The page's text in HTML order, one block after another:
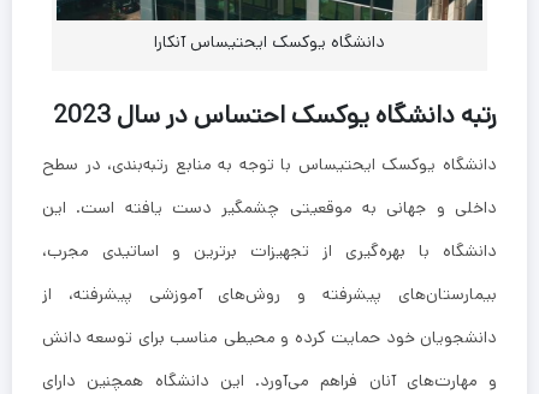
دانشگاه یوکسک ایحتیساس آنکارا
رتبه دانشگاه یوکسک احتساس در سال 2023
دانشگاه یوکسک ایحتیساس با توجه به منابع رتبه‌بندی، در سطح
داخلی و جهانی به موقعیتی چشمگیر دست یافته است. این
دانشگاه با بهره‌گیری از تجهیزات برترین و اساتیدی مجرب،
بیمارستان‌های پیشرفته و روش‌های آموزشی پیشرفته، از
دانشجویان خود حمایت کرده و محیطی مناسب برای توسعه دانش
و مهارت‌های آنان فراهم می‌آورد. این دانشگاه همچنین دارای